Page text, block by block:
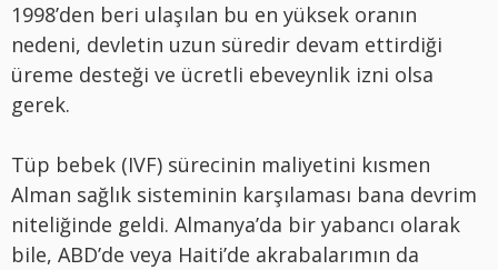
1998’den beri ulaşılan bu en yüksek oranın
nedeni, devletin uzun süredir devam ettirdiği
üreme desteği ve ücretli ebeveynlik izni olsa
gerek.
Tüp bebek (IVF) sürecinin maliyetini kısmen
Alman sağlık sisteminin karşılaması bana devrim
niteliğinde geldi. Almanya’da bir yabancı olarak
bile, ABD’de veya Haiti’de akrabalarımın da